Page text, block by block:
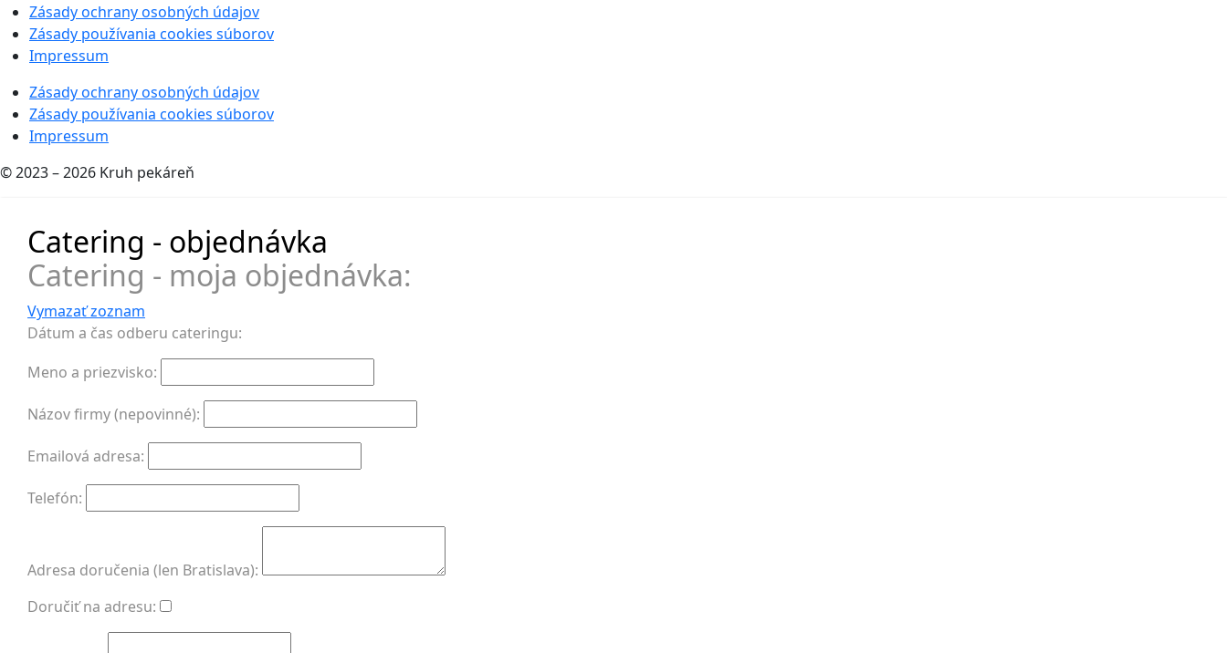
Zásady ochrany osobných údajov
Zásady používania cookies súborov
Impressum
Zásady ochrany osobných údajov
Zásady používania cookies súborov
Impressum
© 2023 – 2026 Kruh pekáreň
Catering - objednávka
Catering - moja objednávka:
Vymazať zoznam
Dátum a čas odberu cateringu:
Meno a priezvisko:
Názov firmy (nepovinné):
Emailová adresa:
Telefón:
Adresa doručenia (len Bratislava):
Doručiť na adresu: